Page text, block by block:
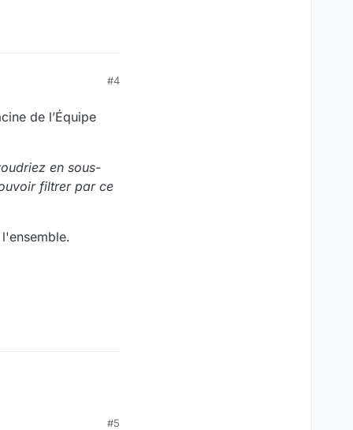
#4
de l’Équipe
en sous-
filtrer par ce
#5